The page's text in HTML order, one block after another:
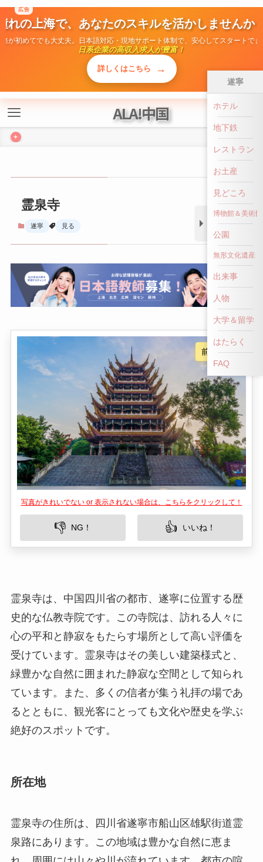
れの上海で、あなたのスキルを活かしませんか
が初めてでも大丈夫。日本語対応・現地サポート体制で、安心してスタートで
日系企業の高収入求人が豊富！
詳しくはこちら
ALA!中国
+
霊泉寺
前へ戻る
写真がきれいでない or 表示されない場合は、こちらをクリックして！
👎 NG！ 👍 いいね！
霊泉寺は、中国四川省の都市、遂寧に位置する歴
史的な仏教寺院です。この寺院は、訪れる人々に
心の平和と静寂をもたらす場所として高い評価を
ています。また、多くの信者が集う礼拝の場であ
るとともに、観光客にとっても文化や歴史を学ぶ
絶好のスポットです。
所在地
霊泉寺の住所は、四川省遂寧市船山区雄駅街道霊
騒から離れ、自然の中で心を落ち着けるには最適
の要所であるため、アクセスも非常に便利です。
遂寧
ホテル
地下鉄
レストラン
お土産
見どころ
博物館＆美術館
公園
無形文化遺産
出来事
人物
大学＆留学
はたらく
FAQ